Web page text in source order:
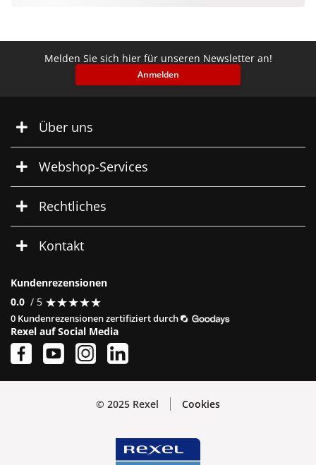
Melden Sie sich hier für unseren Newsletter an!
Anmelden
Über uns
Webshop-Services
Rechtliches
Kontakt
Kundenrezensionen
0.0 / 5 ★★★★★
★★★★★
0 Kundenrezensionen zertifiziert durch
Rexel auf Social Media
© 2025 Rexel Cookies